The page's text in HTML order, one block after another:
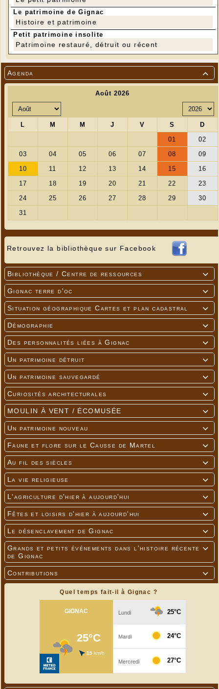

Agenda
Retrouvez la bibliothèque sur Facebook

Bibliothèque / Centre de ressources

Gignac terre d'oc

Situation géographique Cartes et plan cadastral

Démographie

Des personnalités liées à Gignac

Un patrimoine détruit

Un patrimoine sauvegardé

Curiosités architecturales

MOULIN À VENT / ÉCOMUSÉE

Un patrimoine nouveau

Faune et flore sur le Causse de Martel

Au fil des siècles

La vie religieuse

L'agriculture d'hier à aujourd'hui

Fêtes et loisirs d'hier à aujourd'hui

Le désenclavement de Gignac

Grands et petits événements dans l'histoire récente
de Gignac

Contributions
Quel temps fait-il à Gignac ?
21 h.
Tout est gratuit, il suffit d'être adhérent à la bibliothèque de
Gignac : 5 € par an, pour une personne, et 10 € pour une famille.
Le patrimoine de Gignac
Histoire et patrimoine
Petit patrimoine insolite
Patrimoine restauré, détruit ou récent